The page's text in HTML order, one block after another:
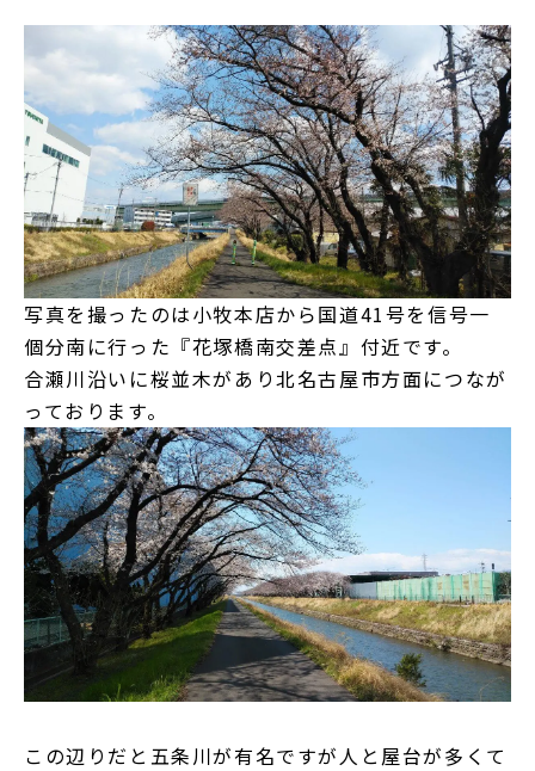
写真を撮ったのは小牧本店から国道41号を信号一
個分南に行った『花塚橋南交差点』付近です。
合瀬川沿いに桜並木があり北名古屋市方面につなが
っております。
この辺りだと五条川が有名ですが人と屋台が多くて